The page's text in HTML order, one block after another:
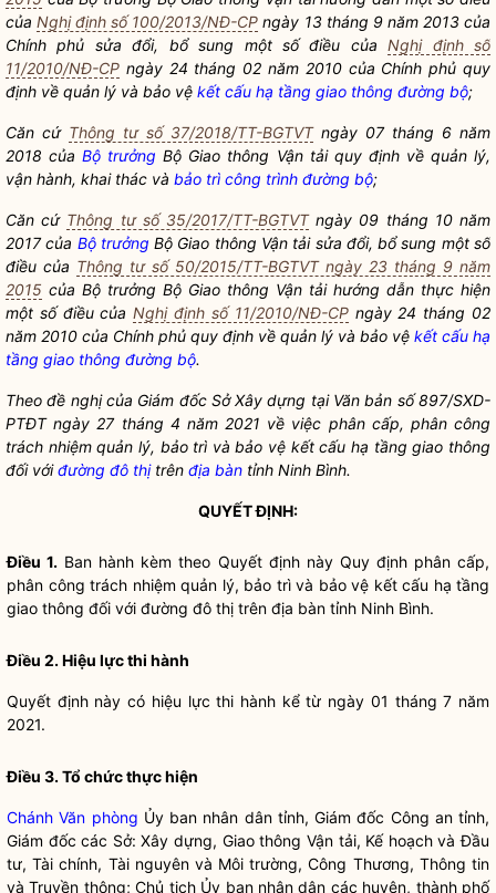
củaNghị định số 100/2013/NĐ-CP ngày 13 tháng 9 năm 2013 của
Chính phủ sửa đổi, bổ sung một số điều củaNghị định số
11/2010/NĐ-CP ngày 24 tháng 02 năm 2010 của Chính phủ quy
định về quản lý và bảo vệ kết cấu hạ tầng giao thông đường bộ;
Căn cứ Thông tư số 37/2018/TT-BGTVTngày 07 tháng 6 năm
2018 củaBộ trưởng Bộ Giao thông Vận tải quy định về quản lý,
vận hành, khai thác và bảo trì công trình đường bộ;
Căn cứ Thông tư số 35/2017/TT-BGTVTngày 09 tháng 10 năm
2017 của Bộ trưởng Bộ Giao thông Vận tải sửa đổi, bổ sung một số
điều của Thông tư số 50/2015/TT-BGTVT ngày 23 tháng 9 năm
2015 của Bộ trưởng Bộ Giao thông Vận tải hướng dẫn thực hiện
một số điều củaNghị định số 11/2010/NĐ-CPngày 24 tháng 02
năm 2010 của Chính phủ quy định về quản lý và bảo vệ kết cấu hạ
tầng giao thông đường bộ.
Theo đề nghị của Giám đốc Sở Xây dựng tại Văn bản số 897/SXD-
PTĐT ngày 27 tháng 4 năm 2021 về việc phân cấp, phân công
trách nhiệm quản lý, bảo trì và bảo vệ kết cấu hạ tầng giao thông
đối vớiđường đô thịtrên địa bàn tỉnh Ninh Bình.
QUYẾT ĐỊNH:
Điều 1. Ban hành kèm theo Quyết định này Quy định phân cấp,
phân công trách nhiệm quản lý, bảo trì và bảo vệ kết cấu hạ tầng
giao thông đối với đường đô thị trên địa bàn tỉnh Ninh Bình.
Điều 2. Hiệu lực thi hành
Quyết định này có hiệu lực thi hành kể từ ngày 01 tháng 7 năm
2021.
Điều 3. Tổ chức thực hiện
Chánh Văn phòng Ủy ban nhân dântỉnh, Giám đốc Công an tỉnh,
Giám đốc các Sở: Xây dựng, Giao thông Vận tải, Kế hoạch và Đầu
tư, Tài chính, Tài nguyên và Môi trường, Công Thương, Thông tin
và Truyền thông; Chủ tịch Ủy ban nhân dân các huyện, thành phố